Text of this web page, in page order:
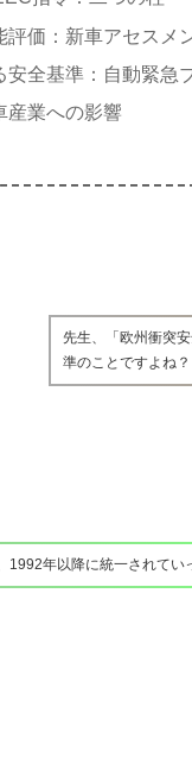
評価：新車アセスメ
安全基準：自動緊急
産業への影響
先生、「欧州衝突
準のことですよね？
年以降に統一されてい